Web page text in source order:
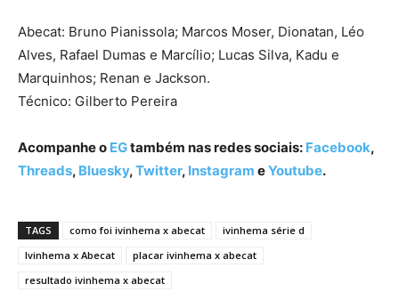
Abecat: Bruno Pianissola; Marcos Moser, Dionatan, Léo
Alves, Rafael Dumas e Marcílio; Lucas Silva, Kadu e
Marquinhos; Renan e Jackson.
Técnico: Gilberto Pereira
Acompanhe o EGtambém nas redes sociais: Facebook,
Threads, Bluesky,Twitter, Instagram eYoutube.
TAGS como foi ivinhema x abecat
ivinhema série d
Ivinhema x Abecat
placar ivinhema x abecat
resultado ivinhema x abecat